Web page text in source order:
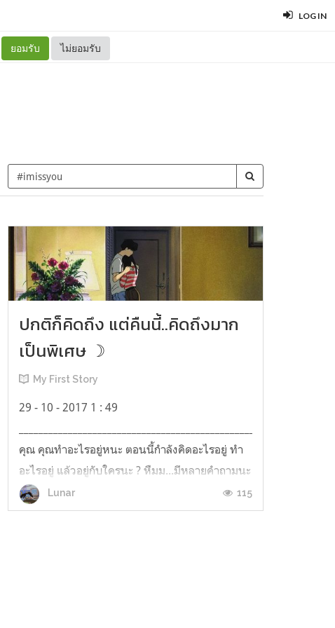
LOG IN
ยอมรับ ไม่ยอมรับ
ปกติก็คิดถึง แต่คืนนี้..คิดถึงมาก
เป็นพิเศษ ☽
My First Story
29 - 10 - 2017 1 : 49
คุณ คุณทำอะไรอยู่หนะ ตอนนี้กำลังคิดอะไรอยู่ ทำ
อะไรอยู่ แล้วอยู่กับใครนะ ? หืมม...มีหลายคำถามนะ
ที่เราอยากรู้ ที่เกี่ยวกับตัวคุณในตอนนี้หนะ แต่ก็รู้
ว่าเราไม่ควรที่จะติดต่อกัน ใช่ไหม ?เราจึงถ...
Lunar 115